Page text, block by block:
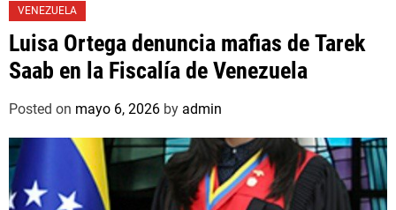
VENEZUELA
Luisa Ortega denuncia mafias de Tarek
Saab en la Fiscalía de Venezuela
Posted on mayo 6, 2026 by admin